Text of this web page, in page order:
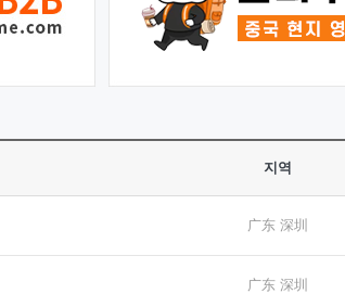
지역
广东 深圳
广东 深圳